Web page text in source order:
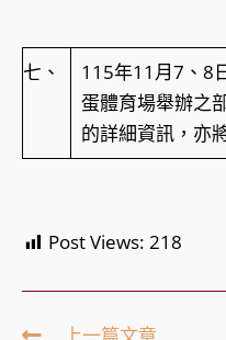
七、
115年11月7、8
蛋體育場舉辦之
的詳細資訊，亦
Post Views: 218